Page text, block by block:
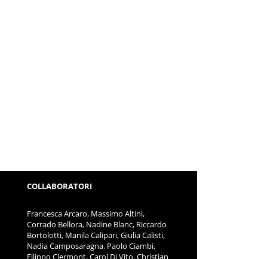
COLLABORATORI
Francesca Arcaro, Massimo Altini,
Corrado Bellora, Nadine Blanc, Riccardo
Bortolotti, Manila Calipari, Giulia Calisti,
Nadia Camposaragna, Paolo Ciambi,